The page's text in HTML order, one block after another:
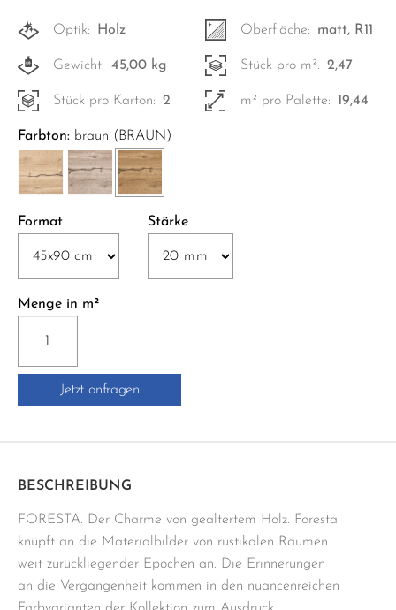
Optik: Holz Oberfläche: matt, R11
Gewicht: 45,00 kg Stück pro m²: 2,47
Stück pro Karton: 2 m² pro Palette: 19,44
Farbton: braun (BRAUN)
Format Stärke
Menge in m²
XT20
RETT.
Jetzt anfragen
BESCHREIBUNG
FORESTA. Der Charme von gealtertem Holz. Foresta
knüpft an die Materialbilder von rustikalen Räumen
weit zurückliegender Epochen an. Die Erinnerungen
an die Vergangenheit kommen in den nuancenreichen